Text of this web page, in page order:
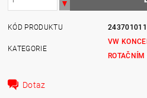
KÓD PRODUKTU
KATEGORIE
VW
ROTAČNÍM
Dotaz